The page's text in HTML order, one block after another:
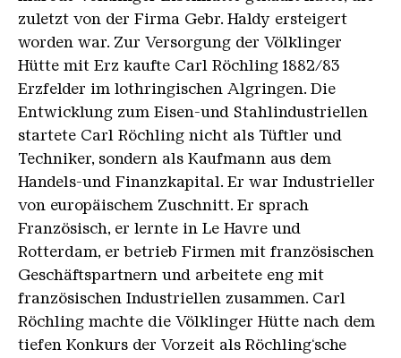
zuletzt von der Firma Gebr. Haldy ersteigert
worden war. Zur Versorgung der Völklinger
Hütte mit Erz kaufte Carl Röchling 1882/83
Erzfelder im lothringischen Algringen. Die
Entwicklung zum Eisen-und Stahlindustriellen
startete Carl Röchling nicht als Tüftler und
Techniker, sondern als Kaufmann aus dem
Handels-und Finanzkapital. Er war Industrieller
von europäischem Zuschnitt. Er sprach
Französisch, er lernte in Le Havre und
Rotterdam, er betrieb Firmen mit französischen
Geschäftspartnern und arbeitete eng mit
französischen Industriellen zusammen. Carl
Röchling machte die Völklinger Hütte nach dem
tiefen Konkurs der Vorzeit als Röchling‘sche